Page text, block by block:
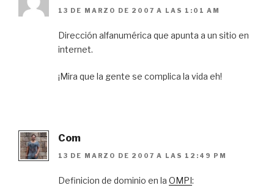
13 DE MARZO DE 2007 A LAS 1:01 AM
Dirección alfanumérica que apunta a un sitio en
internet.
¡Mira que la gente se complica la vida eh!
Com
13 DE MARZO DE 2007 A LAS 12:49 PM
Definicion de dominio en la OMPI: